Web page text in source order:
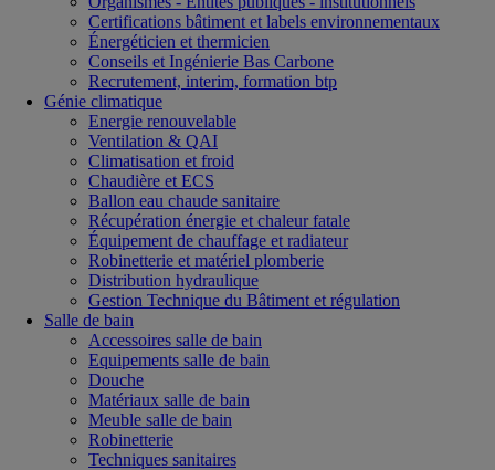
Certifications bâtiment et labels environnementaux
Énergéticien et thermicien
Conseils et Ingénierie Bas Carbone
Recrutement, interim, formation btp
Génie climatique
Energie renouvelable
Ventilation & QAI
Climatisation et froid
Chaudière et ECS
Ballon eau chaude sanitaire
Récupération énergie et chaleur fatale
Équipement de chauffage et radiateur
Robinetterie et matériel plomberie
Distribution hydraulique
Gestion Technique du Bâtiment et régulation
Salle de bain
Accessoires salle de bain
Equipements salle de bain
Douche
Matériaux salle de bain
Meuble salle de bain
Robinetterie
Techniques sanitaires